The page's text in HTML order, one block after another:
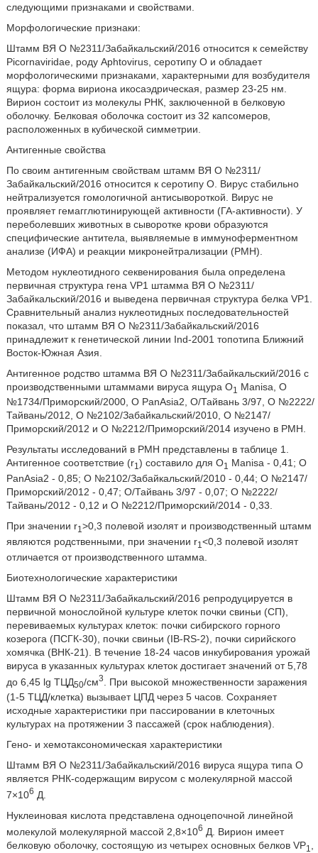
следующими признаками и свойствами.
Морфологические признаки:
Штамм ВЯ О №2311/Забайкальский/2016 относится к семейству
Picornaviridae, роду Aphtovirus, серотипу О и обладает
морфологическими признаками, характерными для возбудителя
ящура: форма вириона икосаэдрическая, размер 23-25 нм.
Вирион состоит из молекулы РНК, заключенной в белковую
оболочку. Белковая оболочка состоит из 32 капсомеров,
расположенных в кубической симметрии.
Антигенные свойства
По своим антигенным свойствам штамм ВЯ О №2311/
Забайкальский/2016 относится к серотипу О. Вирус стабильно
нейтрализуется гомологичной антисывороткой. Вирус не
проявляет гемагглютинирующей активности (ГА-активности). У
переболевших животных в сыворотке крови образуются
специфические антитела, выявляемые в иммуноферментном
анализе (ИФА) и реакции микронейтрализации (РМН).
Методом нуклеотидного секвенирования была определена
первичная структура гена VP1 штамма ВЯ О №2311/
Забайкальский/2016 и выведена первичная структура белка VP1.
Сравнительный анализ нуклеотидных последовательностей
показал, что штамм ВЯ О №2311/Забайкальский/2016
принадлежит к генетической линии Ind-2001 топотипа Ближний
Восток-Южная Азия.
Антигенное родство штамма ВЯ О №2311/Забайкальский/2016 с
производственными штаммами вируса ящура O1
Manisa, О
№1734/Приморский/2000, О PanAsia2, О/Тайвань 3/97, О №2222/
Тайвань/2012, О №2102/Забайкальский/2010, О №2147/
Приморский/2012 и О №2212/Приморский/2014 изучено в РМН.
Результаты исследований в РМН представлены в таблице 1.
Антигенное соответствие (r1 ) составило для O1
Manisa - 0,41; О
PanAsia2 - 0,85; О №2102/Забайкальский/2010 - 0,44; О №2147/
Приморский/2012 - 0,47; О/Тайвань 3/97 - 0,07; О №2222/
Тайвань/2012 - 0,12 и О №2212/Приморский/2014 - 0,33.
При значении r1 >0,3 полевой изолят и производственный штамм
являются родственными, при значении r1 <0,3 полевой изолят
отличается от производственного штамма.
Биотехнологические характеристики
Штамм ВЯ О №2311/Забайкальский/2016 репродуцируется в
первичной монослойной культуре клеток почки свиньи (СП),
перевиваемых культурах клеток: почки сибирского горного
козерога (ПСГК-30), почки свиньи (IB-RS-2), почки сирийского
хомячка (ВНК-21). В течение 18-24 часов инкубирования урожай
вируса в указанных культурах клеток достигает значений от 5,78
до 6,45 lg ТЦД50/см3
. При высокой множественности заражения
(1-5 ТЦД/клетка) вызывает ЦПД через 5 часов. Сохраняет
исходные характеристики при пассировании в клеточных
культурах на протяжении 3 пассажей (срок наблюдения).
Гено- и хемотаксономическая характеристики
Штамм ВЯ О №2311/Забайкальский/2016 вируса ящура типа О
является РНК-содержащим вирусом с молекулярной массой
7×106 Д.
Нуклеиновая кислота представлена одноцепочной линейной
молекулой молекулярной массой 2,8×106 Д. Вирион имеет
белковую оболочку, состоящую из четырех основных белков VP1